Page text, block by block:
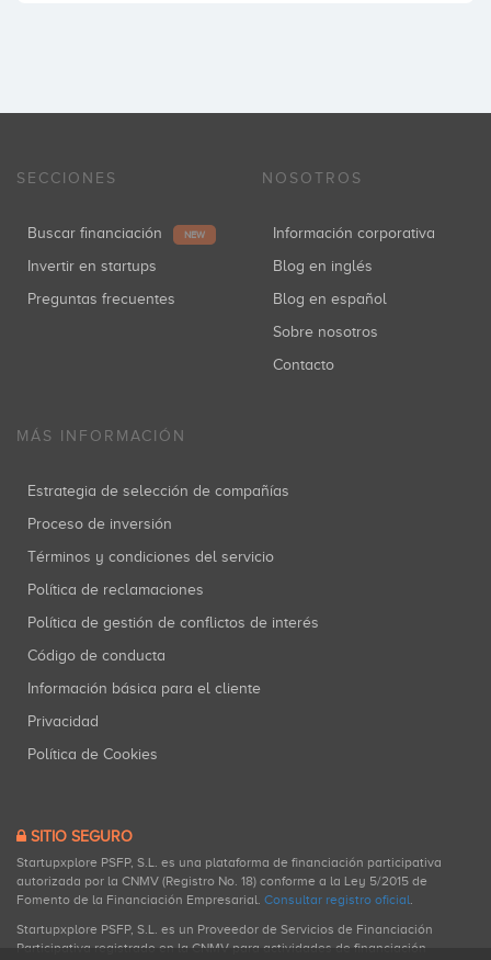
SECCIONES
Buscar financiación NEW
Invertir en startups
Preguntas frecuentes
NOSOTROS
Información corporativa
Blog en inglés
Blog en español
Sobre nosotros
Contacto
MÁS INFORMACIÓN
Estrategia de selección de compañías
Proceso de inversión
Términos y condiciones del servicio
Política de reclamaciones
Política de gestión de conflictos de interés
Código de conducta
Información básica para el cliente
Privacidad
Política de Cookies
SITIO SEGURO
Startupxplore PSFP, S.L. es una plataforma de financiación participativa
autorizada por la CNMV (Registro No. 18) conforme a la Ley 5/2015 de
Fomento de la Financiación Empresarial. Consultar registro oficial.
Startupxplore PSFP, S.L. es un Proveedor de Servicios de Financiación
Participativa registrado en la CNMV para actividades de financiación